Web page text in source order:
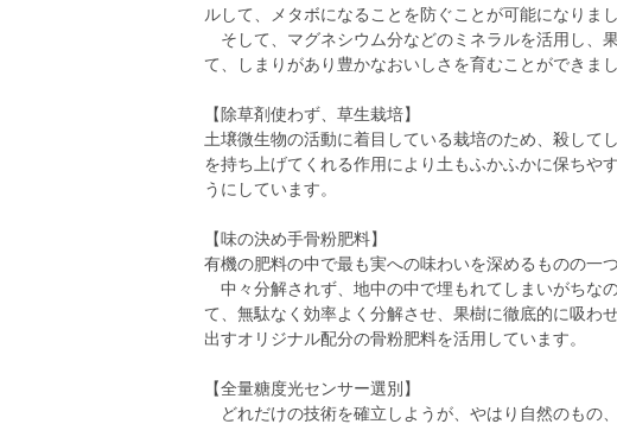
ルして、メタボになることを防ぐことが可能になりまし
そして、マグネシウム分などのミネラルを活用し、
て、しまりがあり豊かなおいしさを育むことができまし
【除草剤使わず、草生栽培】
土壌微生物の活動に着目している栽培のため、殺して
を持ち上げてくれる作用により土もふかふかに保ちや
うにしています。
【味の決め手骨粉肥料】
有機の肥料の中で最も実への味わいを深めるものの一
中々分解されず、地中の中で埋もれてしまいがちな
て、無駄なく効率よく分解させ、果樹に徹底的に吸わ
出すオリジナル配分の骨粉肥料を活用しています。
【全量糖度光センサー選別】
どれだけの技術を確立しようが、やはり自然のもの